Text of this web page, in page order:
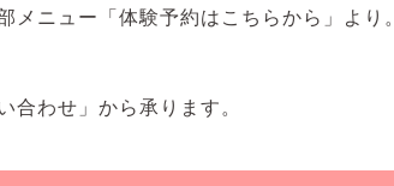
メニュー「体験予約はこちらから」より。
合わせ」から承ります。